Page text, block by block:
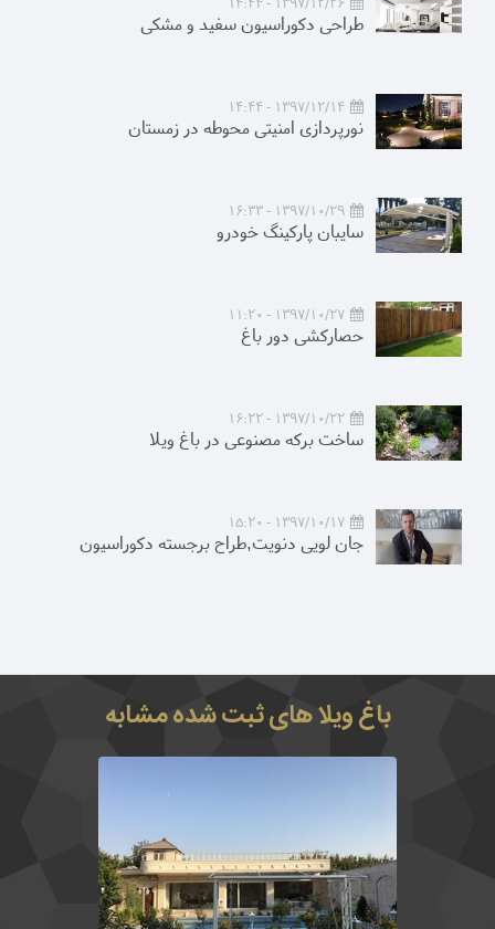
طراحی دکوراسیون سفید و مشکی
1397/12/14 - 14:44
نورپردازی امنیتی محوطه در زمستان
1397/10/29 - 16:33
سایبان پارکینگ خودرو
1397/10/27 - 11:20
حصارکشی دور باغ
1397/10/22 - 16:22
ساخت برکه مصنوعی در باغ ویلا
1397/10/17 - 15:20
جان لویی دنویت,طراح برجسته دکوراسیون
باغ ویلا های ثبت شده مشابه
1000 متر باغ ویلای لوکس رویایی در کردزار شهریار
280 متر ویلای لوکس نوساز 2 خوابه داری سند تک